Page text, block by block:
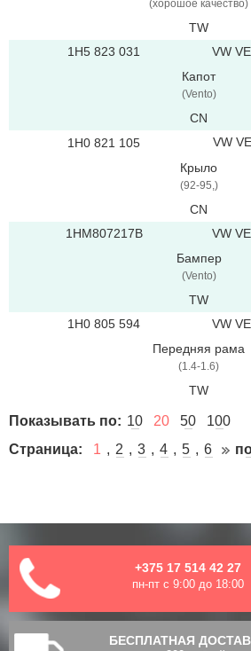
(хорошое качество)
TW
1H5 823 031
VW
Капот
(Vento)
CN
1H0 821 105
VW
Крыло
(92-95,)
CN
1HM807217B
VW
Бампер
(Vento)
TW
1H0 805 594
VW
Передняя рама
(1.4-1.6)
TW
Показывать по: 10 20 50
100
Страница:
1 2 3 4 5 6
+375 17 514 42 27
пн-пт с 9:00 до 18:00
БЕСПЛАТНАЯ